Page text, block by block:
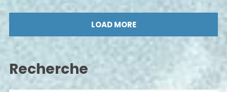
LOAD MORE
Recherche